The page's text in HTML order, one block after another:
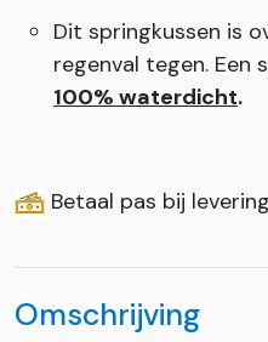
Dit springkussen is
regenval tegen. Een
100% waterdicht.
Betaal pas bij levering
Omschrijving